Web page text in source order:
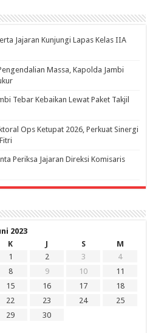
Jajaran Kunjungi Lapas Kelas IIA
Massa, Kapolda Jambi
Tebar Kebaikan Lewat Paket Takjil
Ops Ketupat 2026, Perkuat Sinergi
Periksa Jajaran Direksi Komisaris
2023
K J S
M
1
2 3
4
8 9 10
11
15 16 17
18
22 23 24
25
29
30